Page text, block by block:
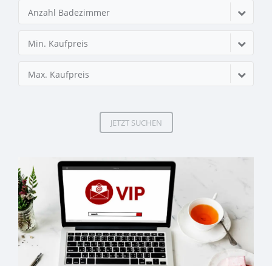
Anzahl Badezimmer
Min. Kaufpreis
Max. Kaufpreis
JETZT SUCHEN